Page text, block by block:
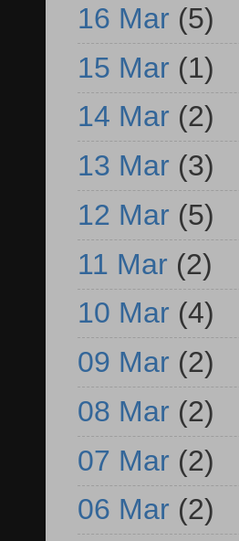
16 Mar (5)
15 Mar (1)
14 Mar (2)
13 Mar (3)
12 Mar (5)
11 Mar (2)
10 Mar (4)
09 Mar (2)
08 Mar (2)
07 Mar (2)
06 Mar (2)